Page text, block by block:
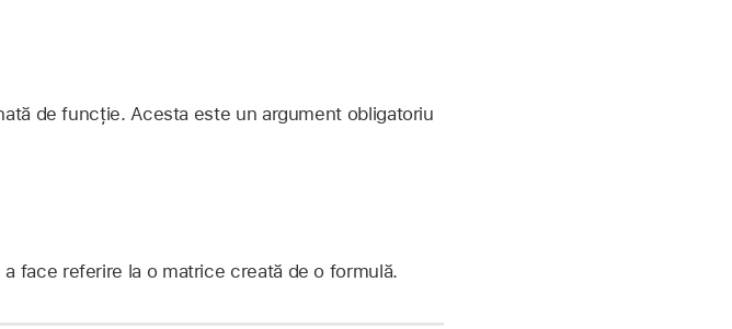
de funcție. Acesta este un argument obligatoriu
face referire la o matrice creată de o formulă.